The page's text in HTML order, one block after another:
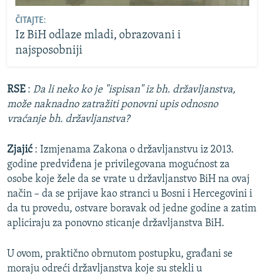
ČITAJTE:
Iz BiH odlaze mladi, obrazovani i
najsposobniji
RSE: Da li neko ko je "ispisan" iz bh. državljanstva,
može naknadno zatražiti ponovni upis odnosno
vraćanje bh. državljanstva?
Zjajić : Izmjenama Zakona o državljanstvu iz 2013.
godine predviđena je privilegovana mogućnost za
osobe koje žele da se vrate u državljanstvo BiH na ovaj
način – da se prijave kao stranci u Bosni i Hercegovini i
da tu provedu, ostvare boravak od jedne godine a zatim
apliciraju za ponovno sticanje državljanstva BiH.
U ovom, praktično obrnutom postupku, građani se
moraju odreći državljanstva koje su stekli u